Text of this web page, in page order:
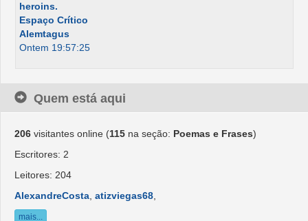
heroins.
Espaço Crítico
Alemtagus
Ontem 19:57:25
Quem está aqui
206 visitantes online (115 na seção: Poemas e Frases)
Escritores: 2
Leitores: 204
AlexandreCosta atizviegas68
mais...